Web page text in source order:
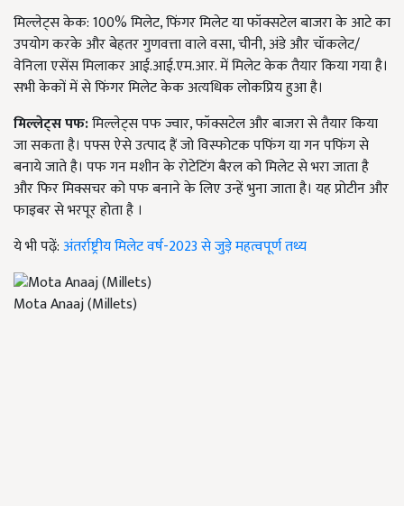
मिल्लेट्स केक: 100% मिलेट, फिंगर मिलेट या फॉक्सटेल बाजरा के आटे का
उपयोग करके और बेहतर गुणवत्ता वाले वसा, चीनी, अंडे और चॉकलेट/
वेनिला एसेंस मिलाकर आई.आई.एम.आर. में मिलेट केक तैयार किया गया है।
सभी केकों में से फिंगर मिलेट केक अत्यधिक लोकप्रिय हुआ है।
मिल्लेट्स पफ:मिल्लेट्स पफ ज्वार, फॉक्सटेल और बाजरा से तैयार किया
जा सकता है। पफ्स ऐसे उत्पाद हैं जो विस्फोटक पफिंग या गन पफिंग से
बनाये जाते है। पफ गन मशीन के रोटेटिंग बैरल को मिलेट से भरा जाता है
और फिर मिक्सचर को पफ बनाने के लिए उन्हें भुना जाता है। यह प्रोटीन और
फाइबर से भरपूर होता है ।
ये भी पढ़ें:अंतर्राष्ट्रीय मिलेट वर्ष-2023 से जुड़े महत्वपूर्ण तथ्य
Mota Anaaj (Millets)